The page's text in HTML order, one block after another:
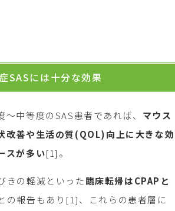
SASには十分な効果
〜中等度のSAS患者であれば、 マウス
改善や生活の質(QOL)向上に大きな効
スが多い[1]。
きの軽減といった臨床転帰はCPAPと
の報告もあり[1]、これらの患者層に